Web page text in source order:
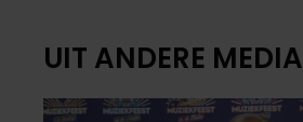
UIT ANDERE MEDIA